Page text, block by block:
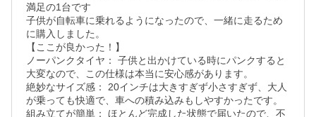
満足の1台です
子供が自転車に乗れるようになったので、一緒に走るため
に購入しました。
【ここが良かった！】
ノーパンクタイヤ： 子供と出かけている時にパンクすると
大変なので、この仕様は本当に安心感があります。
絶妙なサイズ感： 20インチは大きすぎず小さすぎず、大人
が乗っても快適で、車への積み込みもしやすかったです。
組み立てが簡単： ほとんど完成した状態で届いたので、不